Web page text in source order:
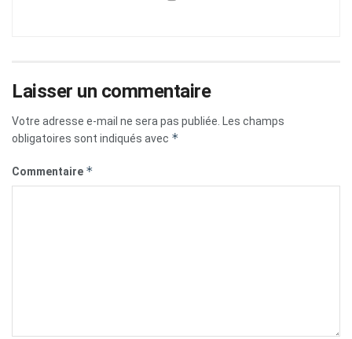
Laisser un commentaire
Votre adresse e-mail ne sera pas publiée. Les champs
obligatoires sont indiqués avec *
Commentaire *